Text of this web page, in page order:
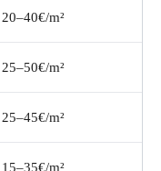
20–40€/m²
25–50€/m²
25–45€/m²
15–35€/m²